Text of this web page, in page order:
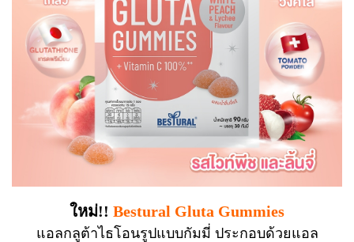
ใหม่!! Bestural Gluta Gummies
แอลกลูต้าไธโอนรูปแบบกัมมี่ ประกอบด้วยแอล